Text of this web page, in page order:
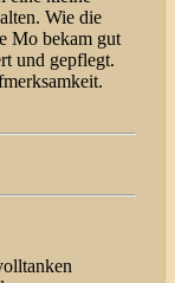
eine kleine
Wie die
bekam gut
und gepflegt.